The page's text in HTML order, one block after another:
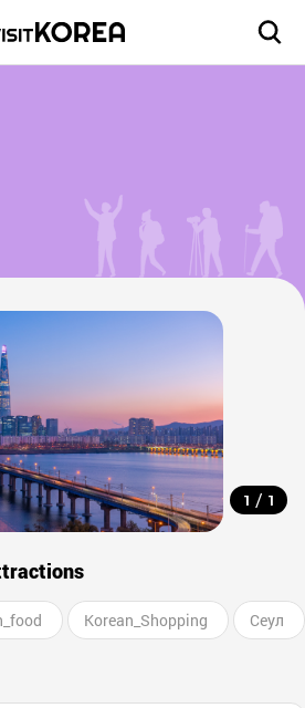
1 / 1
Korean_Shopping Сеул